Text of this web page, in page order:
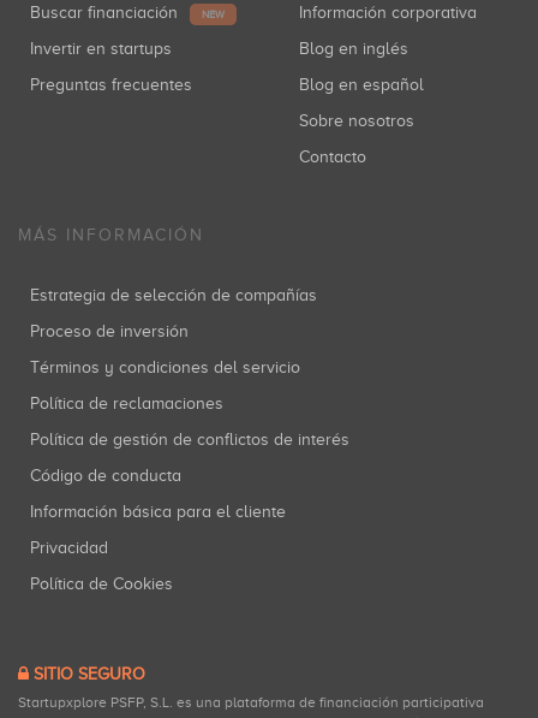
Buscar financiación NEW
Invertir en startups
Preguntas frecuentes
Información corporativa
Blog en inglés
Blog en español
Sobre nosotros
Contacto
MÁS INFORMACIÓN
Estrategia de selección de compañías
Proceso de inversión
Términos y condiciones del servicio
Política de reclamaciones
Política de gestión de conflictos de interés
Código de conducta
Información básica para el cliente
Privacidad
Política de Cookies
SITIO SEGURO
Startupxplore PSFP, S.L. es una plataforma de financiación participativa